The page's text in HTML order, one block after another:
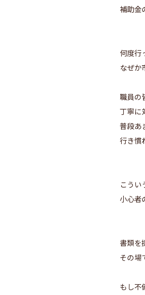
補助金
何度行
なぜか
職員の
丁寧に
普段あ
行き慣
こうい
小心者
書類を
その場
もし不